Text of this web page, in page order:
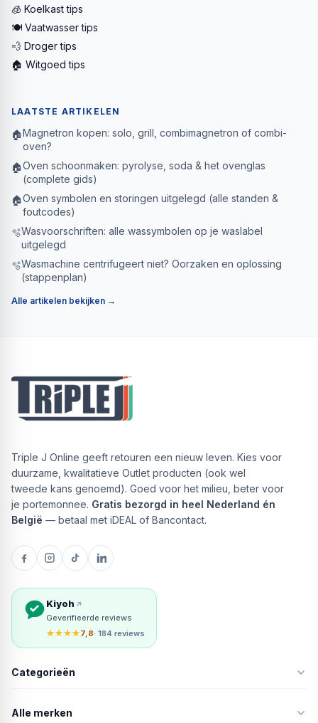
🧊 Koelkast tips
🍽️ Vaatwasser tips
💨 Droger tips
🏠 Witgoed tips
LAATSTE ARTIKELEN
🏠Magnetron kopen: solo, grill, combimagnetron of combi-
oven?
🏠Oven schoonmaken: pyrolyse, soda & het ovenglas
(complete gids)
🏠Oven symbolen en storingen uitgelegd (alle standen &
foutcodes)
🫧Wasvoorschriften: alle wassymbolen op je waslabel
uitgelegd
🫧Wasmachine centrifugeert niet? Oorzaken en oplossing
(stappenplan)
Alle artikelen bekijken →
Triple J Online geeft retouren een nieuw leven. Kies voor
duurzame, kwalitatieve Outlet producten (ook wel
tweede kans genoemd). Goed voor het milieu, beter voor
je portemonnee. Gratis bezorgd in heel Nederland én
België — betaal met iDEAL of Bancontact.
Kiyoh
Geverifieerde reviews
★★★★7,8· 184 reviews
Categorieën
Alle merken